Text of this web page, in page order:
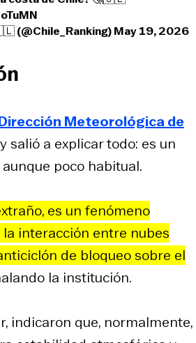
(@Chile_Ranking)May 19, 2026
Meteorológica de
salió a explicar todo: es un
poco habitual.
es un fenómeno
interacción entre nubes
de bloqueo sobre el
la institución.
indicaron que, normalmente,